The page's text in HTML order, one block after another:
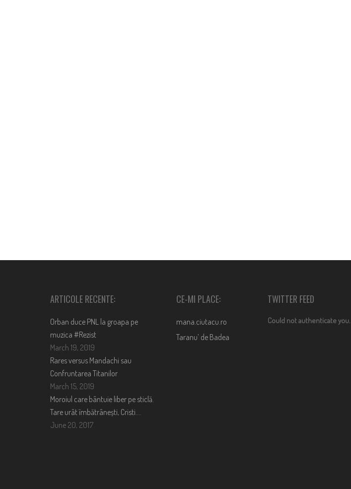
ARTICOLE RECENTE:
Orban duce PNL la groapa pe
muzica #Rezist
March 19, 2019
Rares versus Mandachi sau
Confruntarea Titanilor
March 15, 2019
Moroiul care bântuie liber pe sticlă.
Tare urât îmbătrânești, Cristi….
June 20, 2017
CE-MI PLACE:
mana.ciutacu.ro
Taranu’ de Badea
TWITTER FEED
Could not authenticate you.